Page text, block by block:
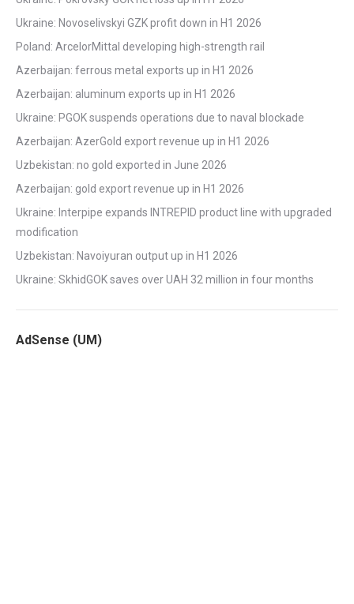
Ukraine: Novoselivskyi GZK profit down in H1 2026
Poland: ArcelorMittal developing high-strength rail
Azerbaijan: ferrous metal exports up in H1 2026
Azerbaijan: aluminum exports up in H1 2026
Ukraine: PGOK suspends operations due to naval blockade
Azerbaijan: AzerGold export revenue up in H1 2026
Uzbekistan: no gold exported in June 2026
Azerbaijan: gold export revenue up in H1 2026
Ukraine: Interpipe expands INTREPID product line with upgraded
modification
Uzbekistan: Navoiyuran output up in H1 2026
Ukraine: SkhidGOK saves over UAH 32 million in four months
AdSense (UM)